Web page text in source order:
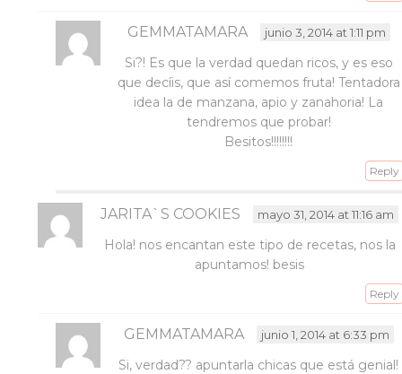
GEMMATAMARA junio 3, 2014 at 1:11 pm
Si?! Es que la verdad quedan ricos, y es eso
que decíis, que así comemos fruta! Tentadora
idea la de manzana, apio y zanahoria! La
tendremos que probar!
Besitos!!!!!!!!
Reply
JARITA`S COOKIES mayo 31, 2014 at 11:16 am
Hola! nos encantan este tipo de recetas, nos la
apuntamos! besis
Reply
GEMMATAMARA junio 1, 2014 at 6:33 pm
Si, verdad?? apuntarla chicas que está genial!